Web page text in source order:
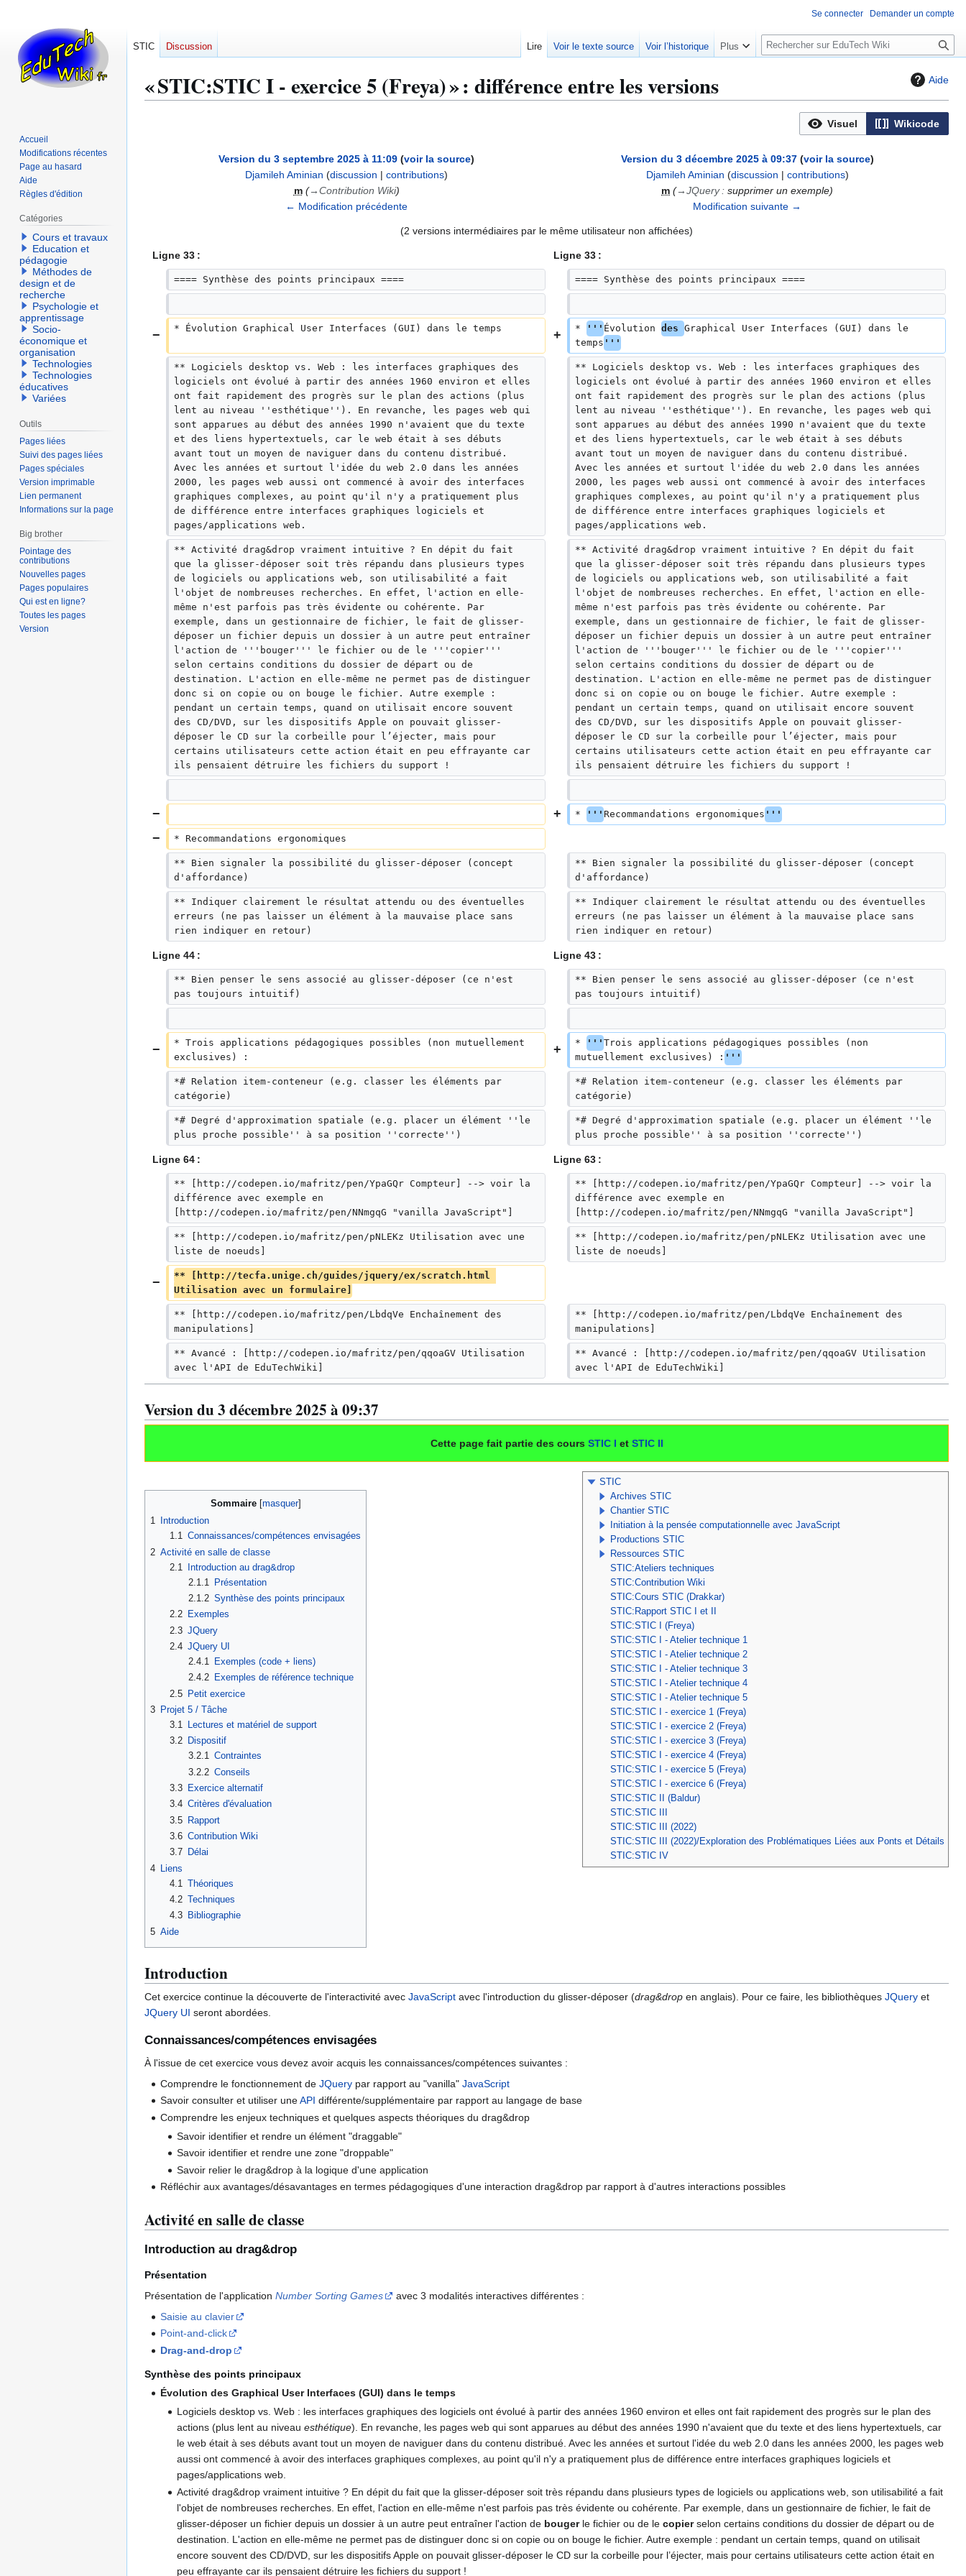
Aide
« STIC:STIC I - exercice 5 (Freya) » : différence entre les versions
Visuel Wikicode
Version du 3 septembre 2025 à 11:09 voir la source
Djamileh Aminian (discussion | contributions)
m →Contribution Wiki
← Modification précédente
Version du 3 décembre 2025 à 09:37 voir la source
Djamileh Aminian (discussion | contributions)
m →JQuery: supprimer un exemple
Modification suivante →
(2 versions intermédiaires par le même utilisateur non affichées)
Ligne 33 : Ligne 33 :
==== Synthèse des points principaux ==== ==== Synthèse des points principaux ====
* Évolution Graphical User Interfaces (GUI) dans le temps * ''' Évolution des Graphical User Interfaces (GUI) dans le
temps '''
** Logiciels desktop vs. Web : les interfaces graphiques des
logiciels ont évolué à partir des années 1960 environ et elles
ont fait rapidement des progrès sur le plan des actions (plus
lent au niveau ''esthétique''). En revanche, les pages web qui
sont apparues au début des années 1990 n'avaient que du texte
et des liens hypertextuels, car le web était à ses débuts
avant tout un moyen de naviguer dans du contenu distribué.
Avec les années et surtout l'idée du web 2.0 dans les années
2000, les pages web aussi ont commencé à avoir des interfaces
graphiques complexes, au point qu'il n'y a pratiquement plus
de différence entre interfaces graphiques logiciels et
pages/applications web.
** Logiciels desktop vs. Web : les interfaces graphiques des
logiciels ont évolué à partir des années 1960 environ et elles
ont fait rapidement des progrès sur le plan des actions (plus
lent au niveau ''esthétique''). En revanche, les pages web qui
sont apparues au début des années 1990 n'avaient que du texte
et des liens hypertextuels, car le web était à ses débuts
avant tout un moyen de naviguer dans du contenu distribué.
Avec les années et surtout l'idée du web 2.0 dans les années
2000, les pages web aussi ont commencé à avoir des interfaces
graphiques complexes, au point qu'il n'y a pratiquement plus
de différence entre interfaces graphiques logiciels et
pages/applications web.
** Activité drag&drop vraiment intuitive ? En dépit du fait
que la glisser-déposer soit très répandu dans plusieurs types
de logiciels ou applications web, son utilisabilité a fait
l'objet de nombreuses recherches. En effet, l'action en elle-
même n'est parfois pas très évidente ou cohérente. Par
exemple, dans un gestionnaire de fichier, le fait de glisser-
déposer un fichier depuis un dossier à un autre peut entraîner
l'action de '''bouger''' le fichier ou de le '''copier'''
selon certains conditions du dossier de départ ou de
destination. L'action en elle-même ne permet pas de distinguer
donc si on copie ou on bouge le fichier. Autre exemple :
pendant un certain temps, quand on utilisait encore souvent
des CD/DVD, sur les dispositifs Apple on pouvait glisser-
déposer le CD sur la corbeille pour l’éjecter, mais pour
certains utilisateurs cette action était en peu effrayante car
ils pensaient détruire les fichiers du support !
** Activité drag&drop vraiment intuitive ? En dépit du fait
que la glisser-déposer soit très répandu dans plusieurs types
de logiciels ou applications web, son utilisabilité a fait
l'objet de nombreuses recherches. En effet, l'action en elle-
même n'est parfois pas très évidente ou cohérente. Par
exemple, dans un gestionnaire de fichier, le fait de glisser-
déposer un fichier depuis un dossier à un autre peut entraîner
l'action de '''bouger''' le fichier ou de le '''copier'''
selon certains conditions du dossier de départ ou de
destination. L'action en elle-même ne permet pas de distinguer
donc si on copie ou on bouge le fichier. Autre exemple :
pendant un certain temps, quand on utilisait encore souvent
des CD/DVD, sur les dispositifs Apple on pouvait glisser-
déposer le CD sur la corbeille pour l’éjecter, mais pour
certains utilisateurs cette action était en peu effrayante car
ils pensaient détruire les fichiers du support !
* ''' Recommandations ergonomiques '''
* Recommandations ergonomiques
** Bien signaler la possibilité du glisser-déposer (concept
d'affordance)
** Bien signaler la possibilité du glisser-déposer (concept
d'affordance)
** Indiquer clairement le résultat attendu ou des éventuelles
erreurs (ne pas laisser un élément à la mauvaise place sans
rien indiquer en retour)
** Indiquer clairement le résultat attendu ou des éventuelles
erreurs (ne pas laisser un élément à la mauvaise place sans
rien indiquer en retour)
Ligne 44 : Ligne 43 :
** Bien penser le sens associé au glisser-déposer (ce n'est
pas toujours intuitif)
** Bien penser le sens associé au glisser-déposer (ce n'est
pas toujours intuitif)
* Trois applications pédagogiques possibles (non mutuellement
exclusives) :
* ''' Trois applications pédagogiques possibles (non
mutuellement exclusives) : '''
*# Relation item-conteneur (e.g. classer les éléments par
catégorie)
*# Relation item-conteneur (e.g. classer les éléments par
catégorie)
*# Degré d'approximation spatiale (e.g. placer un élément ''le
plus proche possible'' à sa position ''correcte'')
*# Degré d'approximation spatiale (e.g. placer un élément ''le
plus proche possible'' à sa position ''correcte'')
Ligne 64 : Ligne 63 :
** [http://codepen.io/mafritz/pen/YpaGQr Compteur] --> voir la
différence avec exemple en
[http://codepen.io/mafritz/pen/NNmgqG "vanilla JavaScript"]
** [http://codepen.io/mafritz/pen/YpaGQr Compteur] --> voir la
différence avec exemple en
[http://codepen.io/mafritz/pen/NNmgqG "vanilla JavaScript"]
** [http://codepen.io/mafritz/pen/pNLEKz Utilisation avec une
liste de noeuds]
** [http://codepen.io/mafritz/pen/pNLEKz Utilisation avec une
liste de noeuds]
** [http://tecfa.unige.ch/guides/jquery/ex/scratch.html
Utilisation avec un formulaire]
** [http://codepen.io/mafritz/pen/LbdqVe Enchaînement des
manipulations]
** [http://codepen.io/mafritz/pen/LbdqVe Enchaînement des
manipulations]
** Avancé : [http://codepen.io/mafritz/pen/qqoaGV Utilisation
avec l'API de EduTechWiki]
** Avancé : [http://codepen.io/mafritz/pen/qqoaGV Utilisation
avec l'API de EduTechWiki]
Version du 3 décembre 2025 à 09:37
Cette page fait partie des cours STIC I et STIC II
STIC
Archives STIC
Chantier STIC
Initiation à la pensée computationnelle avec JavaScript
Productions STIC
Ressources STIC
STIC:Ateliers techniques
STIC:Contribution Wiki
STIC:Cours STIC (Drakkar)
STIC:Rapport STIC I et II
STIC:STIC I (Freya)
STIC:STIC I - Atelier technique 1
STIC:STIC I - Atelier technique 2
STIC:STIC I - Atelier technique 3
STIC:STIC I - Atelier technique 4
STIC:STIC I - Atelier technique 5
STIC:STIC I - exercice 1 (Freya)
STIC:STIC I - exercice 2 (Freya)
STIC:STIC I - exercice 3 (Freya)
STIC:STIC I - exercice 4 (Freya)
STIC:STIC I - exercice 5 (Freya)
STIC:STIC I - exercice 6 (Freya)
STIC:STIC II (Baldur)
STIC:STIC III
STIC:STIC III (2022)
STIC:STIC III (2022)/Exploration des Problématiques Liées aux Ponts et Détails
STIC:STIC IV
Sommaire
1
Introduction
1.1 Connaissances/compétences envisagées
2 Activité en salle de classe
2.1
Introduction au drag&drop
2.1.1
Présentation
2.1.2 Synthèse des points principaux
2.2
Exemples
2.3 JQuery
2.4 JQuery UI
2.4.1 Exemples (code + liens)
2.4.2 Exemples de référence technique
2.5
Petit exercice
3 Projet 5 / Tâche
3.1
Lectures et matériel de support
3.2
Dispositif
3.2.1 Contraintes
3.2.2 Conseils
3.3
Exercice alternatif
3.4 Critères d'évaluation
3.5
Rapport
3.6 Contribution Wiki
3.7
Délai
4 Liens
4.1 Théoriques
4.2 Techniques
4.3
Bibliographie
5 Aide
Introduction
Cet exercice continue la découverte de l'interactivité avec JavaScript avec l'introduction du glisser-déposer (drag&drop en anglais). Pour ce faire, les bibliothèques JQuery et
JQuery UI seront abordées.
Connaissances/compétences envisagées
À l'issue de cet exercice vous devez avoir acquis les connaissances/compétences suivantes :
Comprendre le fonctionnement deJQuery par rapport au "vanilla"JavaScript
Savoir consulter et utiliser uneAPI différente/supplémentaire par rapport au langage de base
Comprendre les enjeux techniques et quelques aspects théoriques du drag&drop
Savoir identifier et rendre un élément "draggable"
Savoir identifier et rendre une zone "droppable"
Savoir relier le drag&drop à la logique d'une application
Réfléchir aux avantages/désavantages en termes pédagogiques d'une interaction drag&drop par rapport à d'autres interactions possibles
Activité en salle de classe
Introduction au drag&drop
Présentation
Présentation de l'application Number Sorting Games
avec 3 modalités interactives différentes :
Saisie au clavier
Point-and-click
Drag-and-drop
Synthèse des points principaux
Évolution des Graphical User Interfaces (GUI) dans le temps
Logiciels desktop vs. Web : les interfaces graphiques des logiciels ont évolué à partir des années 1960 environ et elles ont fait rapidement des progrès sur le plan des
actions (plus lent au niveau esthétique). En revanche, les pages web qui sont apparues au début des années 1990 n'avaient que du texte et des liens hypertextuels, car
le web était à ses débuts avant tout un moyen de naviguer dans du contenu distribué. Avec les années et surtout l'idée du web 2.0 dans les années 2000, les pages web
aussi ont commencé à avoir des interfaces graphiques complexes, au point qu'il n'y a pratiquement plus de différence entre interfaces graphiques logiciels et
pages/applications web.
Activité drag&drop vraiment intuitive ? En dépit du fait que la glisser-déposer soit très répandu dans plusieurs types de logiciels ou applications web, son utilisabilité a fait
l'objet de nombreuses recherches. En effet, l'action en elle-même n'est parfois pas très évidente ou cohérente. Par exemple, dans un gestionnaire de fichier, le fait de
glisser-déposer un fichier depuis un dossier à un autre peut entraîner l'action de bougerle fichier ou de le copierselon certains conditions du dossier de départ ou de
destination. L'action en elle-même ne permet pas de distinguer donc si on copie ou on bouge le fichier. Autre exemple : pendant un certain temps, quand on utilisait
encore souvent des CD/DVD, sur les dispositifs Apple on pouvait glisser-déposer le CD sur la corbeille pour l’éjecter, mais pour certains utilisateurs cette action était en
peu effrayante car ils pensaient détruire les fichiers du support !
Se connecter Demander un compte
STIC Discussion Lire Voir le texte source Voir l’historique Plus
R
e
e
h
e
r
Accueil
Modifications récentes
Page au hasard
Aide
Règles d'édition
Catégories
Cours et travaux
Education et
pédagogie
Méthodes de
design et de
recherche
Psychologie et
apprentissage
Socio-
économique et
organisation
Technologies
Technologies
éducatives
Variées
Outils
Pages liées
Suivi des pages liées
Pages spéciales
Version imprimable
Lien permanent
Informations sur la page
Big brother
Pointage des
contributions
Nouvelles pages
Pages populaires
Qui est en ligne?
Toutes les pages
Version